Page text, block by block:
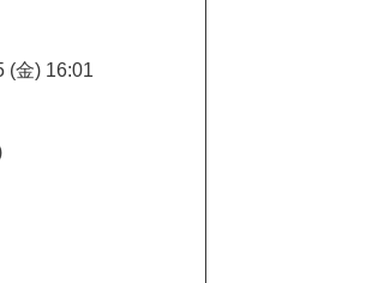
(金) 16:01